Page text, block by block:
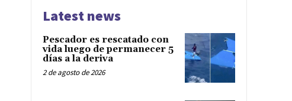
Latest news
Pescador es rescatado con
vida luego de permanecer 5
días a la deriva
2 de agosto de 2026